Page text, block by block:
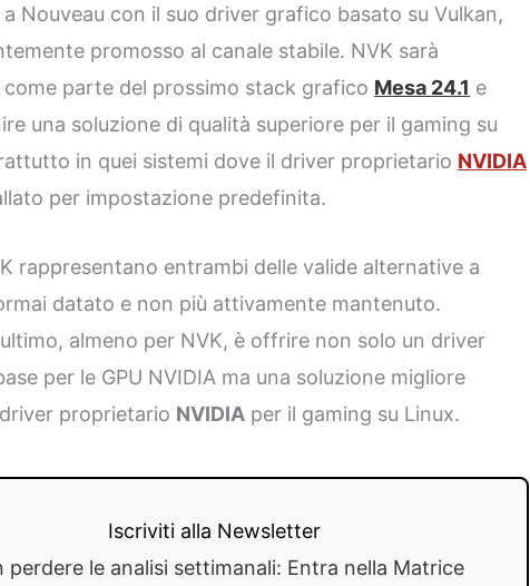
Nouveau con il suo driver grafico basato su Vulkan,
promosso al canale stabile. NVK sarà
come parte del prossimo stack grafico Mesa 24.1 e
una soluzione di qualità superiore per il gaming su
in quei sistemi dove il driver proprietario NVIDIA
per impostazione predefinita.
rappresentano entrambi delle valide alternative a
datato e non più attivamente mantenuto.
ultimo, almeno per NVK, è offrire non solo un driver
per le GPU NVIDIA ma una soluzione migliore
proprietario NVIDIA per il gaming su Linux.
Iscriviti alla Newsletter
perdere le analisi settimanali: Entra nella Matrice